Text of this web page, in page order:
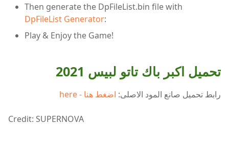
Then generate the DpFileList.bin file with
DpFileList Generator:
Play & Enjoy the Game!
تحميل اكبر باك تاتو لبيس 2021
رابط تحميل صانع المود الاصلى: اضغط هنا - here
Credit: SUPERNOVA